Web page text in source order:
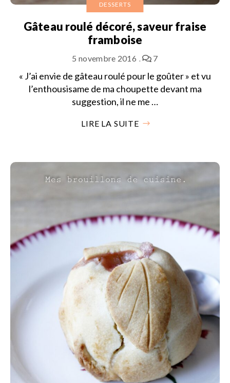
DESSERTS
Gâteau roulé décoré, saveur fraise
framboise
5 novembre 2016 7
« J’ai envie de gâteau roulé pour le goûter » et vu
l’enthousisame de ma choupette devant ma
suggestion, il ne me …
LIRE LA SUITE